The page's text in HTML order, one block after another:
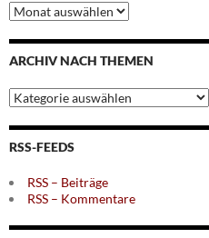
Archiv
nach
Monaten
ARCHIV NACH THEMEN
Archiv
nach
Themen
RSS-FEEDS
RSS – Beiträge
RSS – Kommentare